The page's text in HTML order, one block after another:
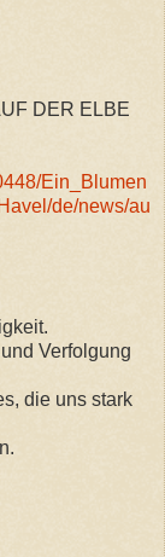
DER ELBE
Ein_Blumen
de/news/au
Verfolgung
die uns stark